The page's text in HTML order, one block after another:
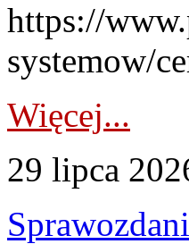
https://
systemow/
Więcej...
29 lipca